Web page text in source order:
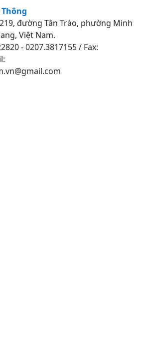
đường Tân Trào, phường Minh
Việt Nam.
- 0207.3817155 / Fax: